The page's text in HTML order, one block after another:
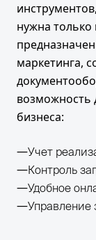
нужна только
маркетинга,
возможность
бизнеса:
Учет
Контроль
Удобное
Управление